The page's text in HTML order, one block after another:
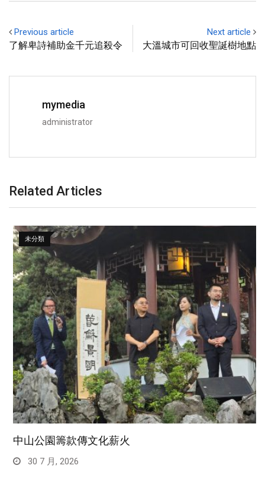
Previous article
了解卑詩補助金千元追殺令
Next article
大溫城市可回收聖誕樹地點
mymedia
administrator
Related Articles
未分類
中山公園籌款傳文化薪火
30 7 月, 2026